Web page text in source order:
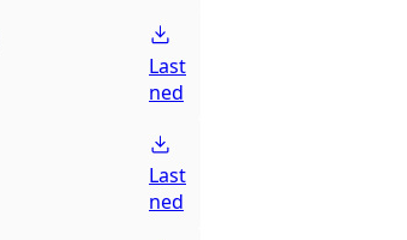
Last
ned
Last
ned